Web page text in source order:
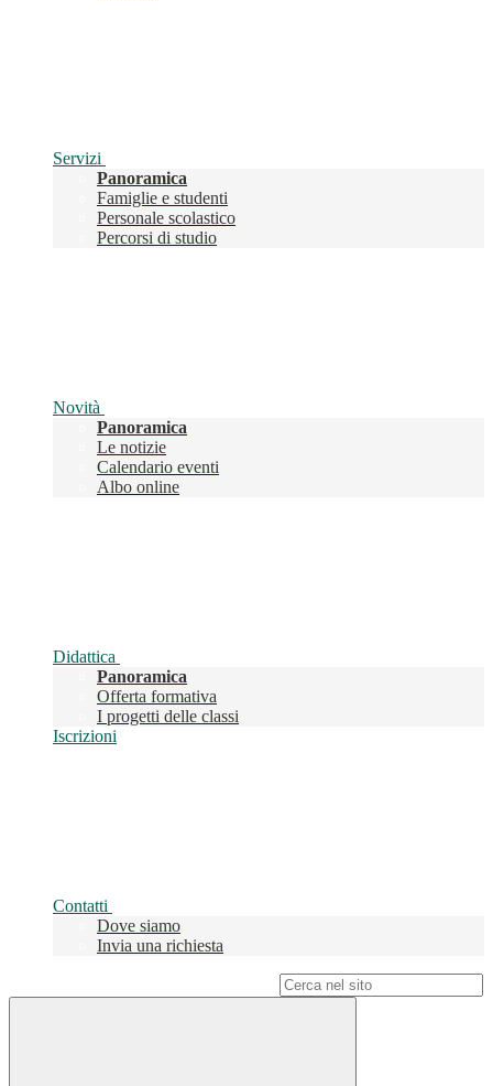
Servizi
Panoramica
Famiglie e studenti
Personale scolastico
Percorsi di studio
Novità
Panoramica
Le notizie
Calendario eventi
Albo online
Didattica
Panoramica
Offerta formativa
I progetti delle classi
Iscrizioni
Contatti
Dove siamo
Invia una richiesta